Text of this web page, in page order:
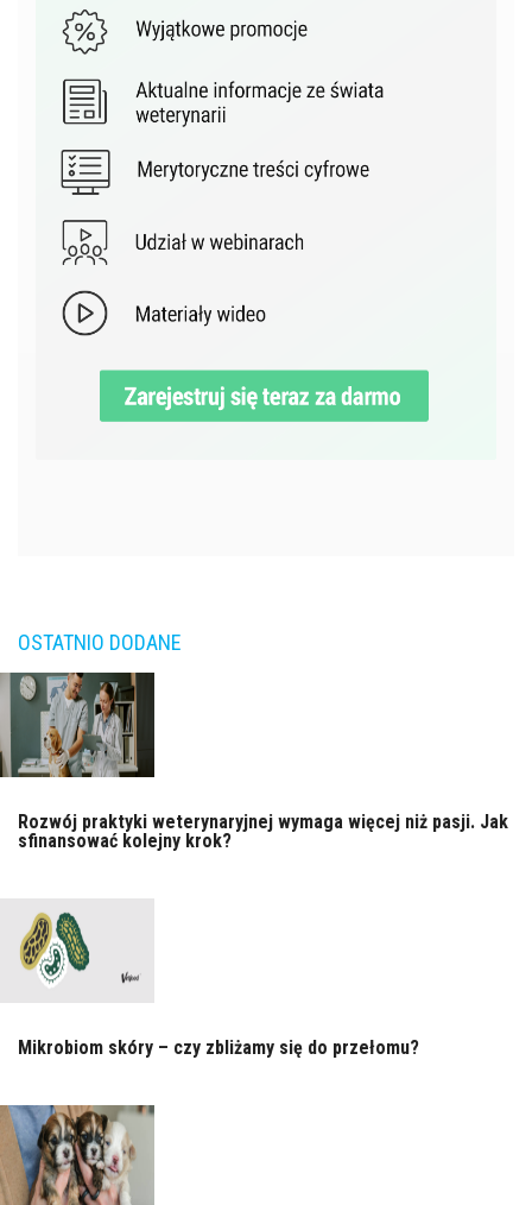
OSTATNIO DODANE
Rozwój praktyki weterynaryjnej wymaga więcej niż pasji. Jak
sfinansować kolejny krok?
Mikrobiom skóry – czy zbliżamy się do przełomu?